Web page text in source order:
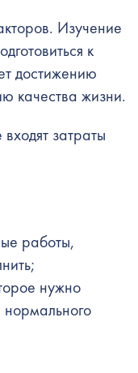
Изучение
к
достижению
качества жизни.
затраты
работы,
нужно
нормального